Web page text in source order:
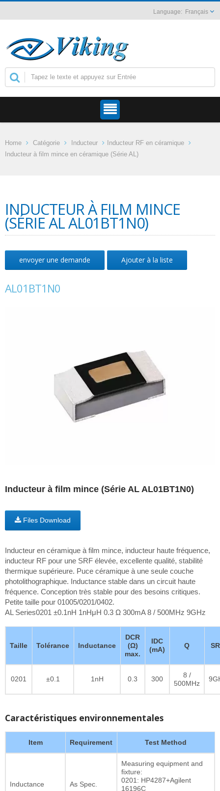
Français
Home Catégorie Inducteur
Inducteur RF en céramique
Inducteur à film mince en céramique (Série AL)
INDUCTEUR À FILM MINCE
(SÉRIE AL AL01BT1N0)
envoyer une demande Ajouter à la liste
AL01BT1N0
Inducteur à film mince (Série AL AL01BT1N0)
Files Download
Inducteur en céramique à film mince, inducteur haute fréquence,
inducteur RF pour une SRF élevée, excellente qualité, stabilité
thermique supérieure. Puce céramique à une seule couche
photolithographique. Inductance stable dans un circuit haute
fréquence. Conception très stable pour des besoins critiques.
Petite taille pour 01005/0201/0402.
AL Series0201 ±0.1nH 1nHμH 0.3 Ω 300mA 8 / 500MHz 9GHz
Taille Tolérance Inductance
DCR
(Ω)
max.
IDC
(mA)
Q
0201 ±0.1 1nH 0.3 300
8 /
500MHz
Caractéristiques environnementales
Item Requirement Test Method
Inductance As Spec.
Measuring equipment and
fixture:
0201: HP4287+Agilent
16196C